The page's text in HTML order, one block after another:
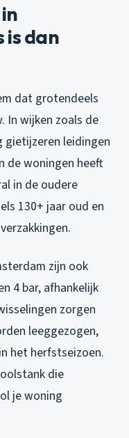
is dan
dat grotendeels
In wijken zoals de
gietijzeren leidingen
de woningen heeft
in de oudere
130+ jaar oud en
zijn ook
4 bar, afhankelijk
zorgen
leeggezogen,
het herfstseizoen.
die
je woning